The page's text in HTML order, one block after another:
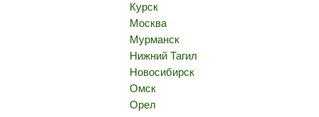
Курск
Москва
Мурманск
Нижний Тагил
Новосибирск
Омск
Орел